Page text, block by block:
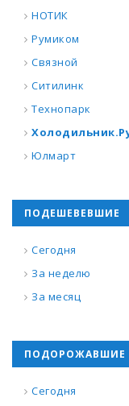
НОТИК
Румиком
Связной
Ситилинк
Технопарк
Юлмарт
ПОДЕШЕВЕВШИЕ
Сегодня
За неделю
За месяц
ПОДОРОЖАВШИЕ
Сегодня